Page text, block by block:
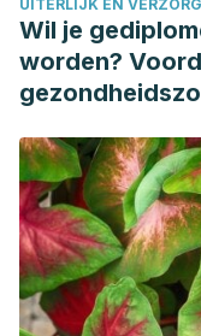
de Endocrinología.
UITERLIJK EN
Wil je
worden?